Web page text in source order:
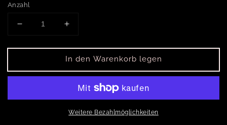
Anzahl
Verringere die Menge für Litha - Jahreskreisfeste
Erhöhe die Menge für Litha -
In den Warenkorb legen
Weitere Bezahlmöglichkeiten